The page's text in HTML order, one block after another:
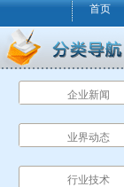
首页
企业新闻
业界动态
行业技术